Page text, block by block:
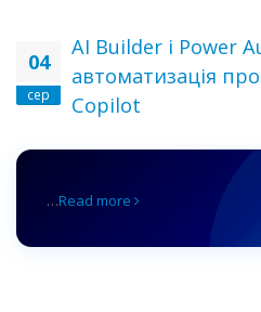
04
сер
AI Builder і Power
автоматизація
Copilot
…Read more